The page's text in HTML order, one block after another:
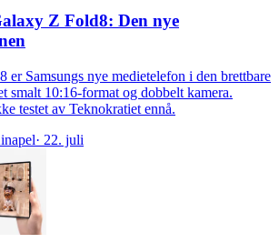
Z Fold8: Den nye
er Samsungs nye medietelefon i den brettbare
smalt 10:16-format og dobbelt kamera.
testet av Teknokratiet ennå.
· 22. juli